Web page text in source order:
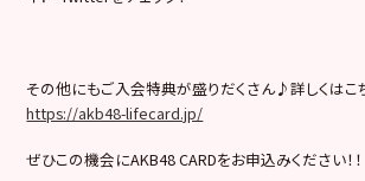
その他にもご入会特典が盛りだくさん♪詳しくはこ
https://akb48-lifecard.jp/
ぜひこの機会にAKB48 CARDをお申込みください！！